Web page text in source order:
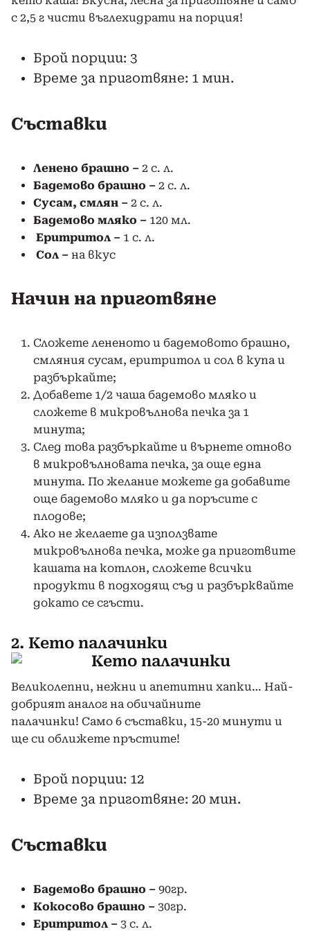
с 2,5 г чисти въглехидрати на порция!
Брой порции: 3
Време за приготвяне: 1 мин.
Съставки
Ленено брашно – 2 с. л.
Бадемово брашно – 2 с. л.
Сусам, смлян – 2 с. л.
Бадемово мляко – 120 мл.
Еритритол – 1 с. л.
Сол – на вкус
Начин на приготвяне
Сложете лененото и бадемовото брашно,
смляния сусам, еритритол и сол в купа и
разбъркайте;
Добавете 1/2 чаша бадемово мляко и
сложете в микровълнова печка за 1
минута;
След това разбъркайте и върнете отново
в микровълновата печка, за още една
минута. По желание можете да добавите
още бадемово мляко и да поръсите с
плодове;
Ако не желаете да използвате
микровълнова печка, може да приготвите
кашата на котлон, сложете всички
продукти в подходящ съд и разбърквайте
докато се сгъсти.
2. Кето палачинки
Великолепни, нежни и апетитни хапки… Най-
добрият аналог на обичайните
палачинки! Само 6 съставки, 15-20 минути и
ще си оближете пръстите!
Брой порции: 12
Време за приготвяне: 20 мин.
Съставки
Бадемово брашно – 90гр.
Кокосово брашно – 30гр.
Еритритол – 3 с. л.